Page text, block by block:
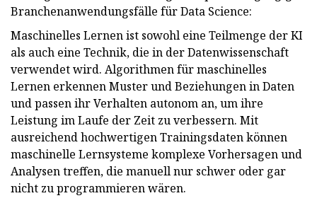
Branchenanwendungsfälle für Data Science:
Maschinelles Lernen ist sowohl eine Teilmenge der KI
als auch eine Technik, die in der Datenwissenschaft
verwendet wird. Algorithmen für maschinelles
Lernen erkennen Muster und Beziehungen in Daten
und passen ihr Verhalten autonom an, um ihre
Leistung im Laufe der Zeit zu verbessern. Mit
ausreichend hochwertigen Trainingsdaten können
maschinelle Lernsysteme komplexe Vorhersagen und
Analysen treffen, die manuell nur schwer oder gar
nicht zu programmieren wären.